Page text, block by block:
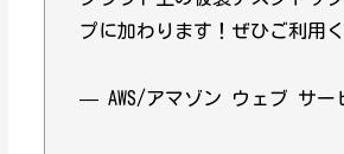
プに加わります！ぜひご利用く
— AWS/アマゾン ウェブ サー